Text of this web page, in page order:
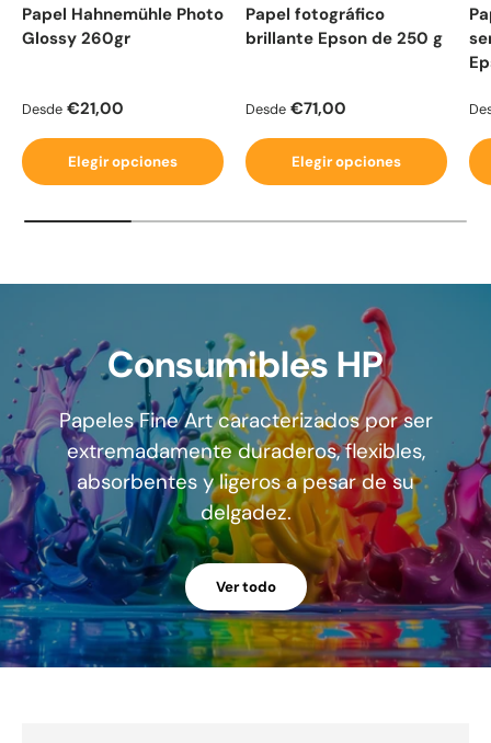
Papel Hahnemühle Photo
Glossy 260gr
Precio normal
Desde €21,00
Elegir opciones
Papel fotográfico
brillante Epson de 250 g
Precio normal
Desde €71,00
Elegir opciones
Consumibles HP
Papeles Fine Art caracterizados por ser
extremadamente duraderos, flexibles,
absorbentes y ligeros a pesar de su
delgadez.
Ver todo